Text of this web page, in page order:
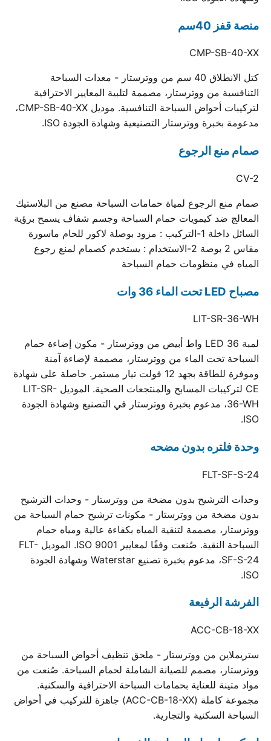
منصة قفز 40سم
CMP-SB-40-XX
كتل الانطلاق 40 سم من ووترستار - معدات السباحة
التنافسية من ووترستار، مصممة لتلبية المعايير الاحترافية
لتركيبات أحواض السباحة التنافسية. موديل CMP-SB-40-XX،
مدعومة بخبرة ووترستار التصنيعية وشهادة الجودة ISO.
صمام منع الرجوع
CV-2
صمام منع الرجوع لمياة حمامات السباحة مصنع من البلاستيك
المعالج ضد كيمويات حمام السباحة وجسم شفاف يسمح برؤية
السائل داخلة 1-التركيب : مزود بوصلة لاكور للحام ماسورة
مقاس 2 بوصة 2-الاستخدام : يستخدم كصمام لمنع رجوع
المياه في منظومات حمام السباحة
مصباح LED تحت الماء 36 وات
LIT-SR-36-WH
لمبة LED 36 واط أبيض من ووترستار - مكون إضاءة حمام
السباحة تحت الماء من ووترستار، مصممة لإضاءة آمنة
وموفرة للطاقة بجهد 12 فولت تيار مستمر. حاصلة على شهادة
CE لتركيبات المسابح والمنتجعات الصحية. الموديل LIT-SR-
36-WH، مدعوم بخبرة ووترستار في التصنيع وشهادة الجودة
ISO.
وحدة فلتره بدون مضحه
FLT-SF-S-24
وحدات الترشيح بدون مضخة من ووترستار - وحدات الترشيح
بدون مضخة من ووترستار - مكونات ترشيح حمام السباحة من
ووترستار، مصممة لتنقية المياه بكفاءة عالية ومياه حمام
السباحة النقية. صُنعت وفقًا لمعايير ISO 9001. الموديل FLT-
SF-S-24، مدعوم بخبرة تصنيع Waterstar وشهادة الجودة
ISO.
الفرشة الرفيعة
ACC-CB-18-XX
ستريملاين من ووترستار - ملحق تنظيف أحواض السباحة من
ووترستار، مصمم للصيانة الشاملة لحمام السباحة. صُنعت من
مواد متينة للعناية بحمامات السباحة الاحترافية والسكنية.
مجموعة كاملة (ACC-CB-18-XX) جاهزة للتركيب في أحواض
السباحة السكنية والتجارية.